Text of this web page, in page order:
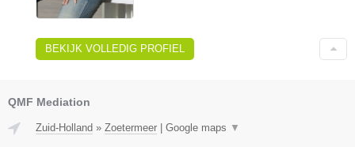
BEKIJK VOLLEDIG PROFIEL
QMF Mediation
Zuid-Holland » Zoetermeer Google maps ▼